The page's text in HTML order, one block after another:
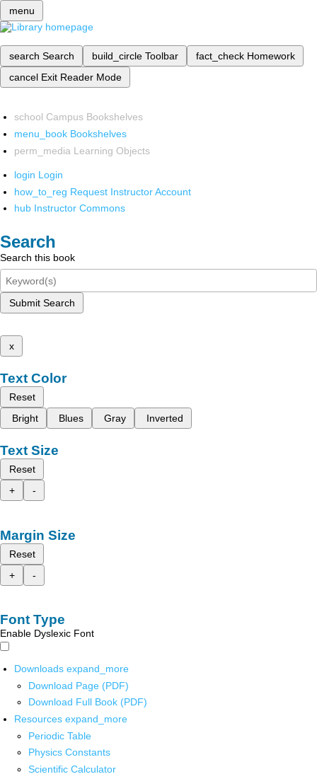
menu
search Search build_circle Toolbar fact_check Homework
cancel Exit Reader Mode
school Campus Bookshelves
menu_book Bookshelves
perm_media Learning Objects
login Login
how_to_reg Request Instructor Account
hub Instructor Commons
Search
Search this book
Submit Search
x
Text Color
Reset
Bright
Blues Gray Inverted
Text Size
Reset
+
-
Margin Size
Reset
+
-
Font Type
Enable Dyslexic Font
Downloads expand_more
Download Page (PDF)
Download Full Book (PDF)
Resources expand_more
Periodic Table
Physics Constants
Scientific Calculator